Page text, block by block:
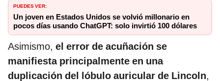
PUEDES VER:
Un joven en Estados Unidos se volvió millonario en
pocos días usando ChatGPT: solo invirtió 100 dólares
Asimismo, el error de acuñación se
manifiesta principalmente en una
duplicación del lóbulo auricular de Lincoln,